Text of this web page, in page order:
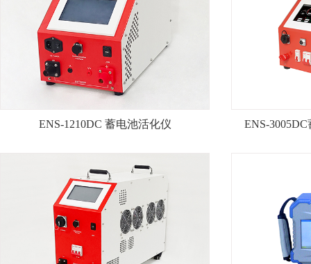

ENS-1210DC 蓄电池活化仪
查看详情+
ENS-1210DC 蓄电池活化仪
ENS-
ENS-